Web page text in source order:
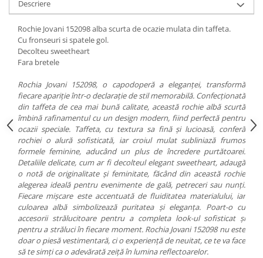
Descriere
Rochie Jovani 152098 alba scurta de ocazie mulata din taffeta.
Cu fronseuri si spatele gol.
Decolteu sweetheart
Fara bretele
Rochia Jovani 152098, o capodoperă a eleganței, transformă
fiecare apariție într-o declarație de stil memorabilă. Confecționată
din taffeta de cea mai bună calitate, această rochie albă scurtă
îmbină rafinamentul cu un design modern, fiind perfectă pentru
ocazii speciale. Taffeta, cu textura sa fină și lucioasă, conferă
rochiei o alură sofisticată, iar croiul mulat subliniază frumos
formele feminine, aducând un plus de încredere purtătoarei.
Detaliile delicate, cum ar fi decolteul elegant sweetheart, adaugă
o notă de originalitate și feminitate, făcând din această rochie
alegerea ideală pentru evenimente de gală, petreceri sau nunți.
Fiecare mișcare este accentuată de fluiditatea materialului, iar
culoarea albă simbolizează puritatea și eleganța. Poart-o cu
accesorii strălucitoare pentru a completa look-ul sofisticat și
pentru a străluci în fiecare moment. Rochia Jovani 152098 nu este
doar o piesă vestimentară, ci o experiență de neuitat, ce te va face
să te simți ca o adevărată zeiță în lumina reflectoarelor.